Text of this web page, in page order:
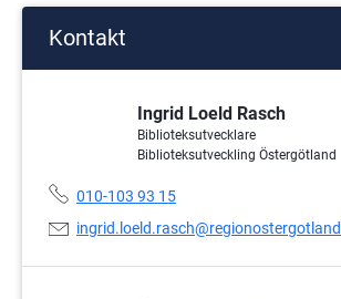
Kontakt
Ingrid Loeld Rasch
Biblioteksutvecklare
Biblioteksutveckling Östergötland
Telefonnummer:
010-103 93 15
E-